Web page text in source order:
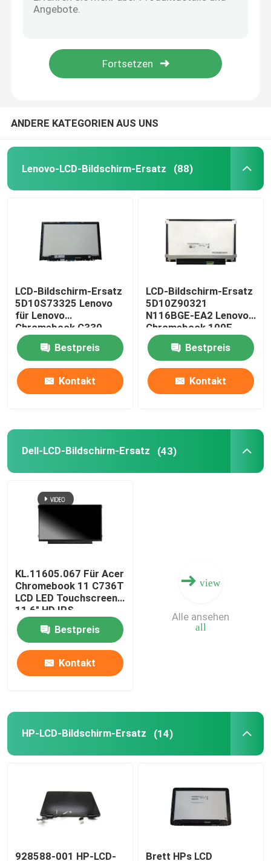
Acer-LCD-Bildschirm-Ersatz
Microsoft Surface LCD-Ersatz
Samsungs-Laptop-LCD-Bildschirm-Ersatz
Schirm des Laptop-LED
AIO-LCD-Bildschirm
Chip der integrierten Schaltung
Laptop Palmrest-Abdeckung
Laptop-Tastatur-Ersatz
Laptop-Batterie-Ersatz
Laptop-Ersatzteile
ANDERE KATEGORIEN AUS UNS
Lenovo-LCD-Bildschirm-Ersatz (88)
LCD-Bildschirm-Ersatz
5D10S73325 Lenovo
für Lenovo
Chromebook C330
B116XAB01
Bestpreis
Kontakt
LCD-Bildschirm-Ersatz
5D10Z90321
N116BGE-EA2 Lenovo
Chromebook 100E
Gen3 AMD
Bestpreis
Kontakt
Dell-LCD-Bildschirm-Ersatz (43)
KL.11605.067 Für Acer
Chromebook 11 C736T
LCD LED Touchscreen
11,6" HD IPS
B116XAK01.0
B116XAK01.2
Bestpreis
Kontakt
view
all
Alle ansehen
HP-LCD-Bildschirm-Ersatz (14)
928588-001 HP-LCD-
Brett HPs LCD